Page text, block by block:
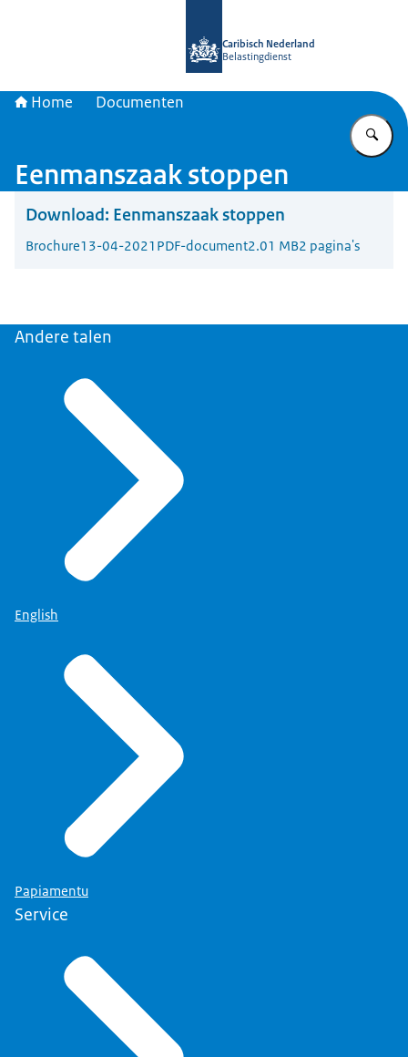
Caribisch Nederland
Belastingdienst
Home Documenten
Eenmanszaak stoppen
Download: Eenmanszaak stoppen
Brochure13-04-2021 PDF-document2.01 MB2 pagina's
Andere talen
English
Papiamentu
Service